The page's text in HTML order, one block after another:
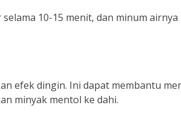
10-15 menit, dan minum
efek dingin. Ini dapat membantu
minyak mentol ke dahi.